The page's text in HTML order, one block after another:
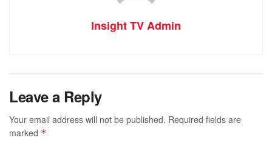
Insight TV Admin
Leave a Reply
Your email address will not be published. Required fields are
marked *